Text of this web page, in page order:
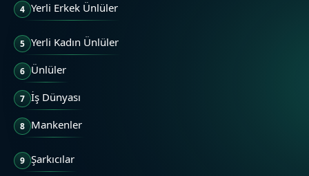
4 Yerli Erkek Ünlüler
5 Yerli Kadın Ünlüler
6 Ünlüler
7 İş Dünyası
8 Mankenler
9 Şarkıcılar